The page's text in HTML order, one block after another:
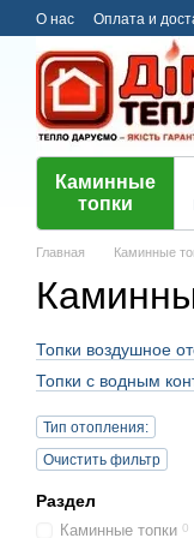
Перейти к основному
О нас Оплата и
Каминные
топки
Главная Каминные
Топки воздушное
Топки с водным
Тип отопления:
Очистить фильтр
Раздел
Каминные топки 0